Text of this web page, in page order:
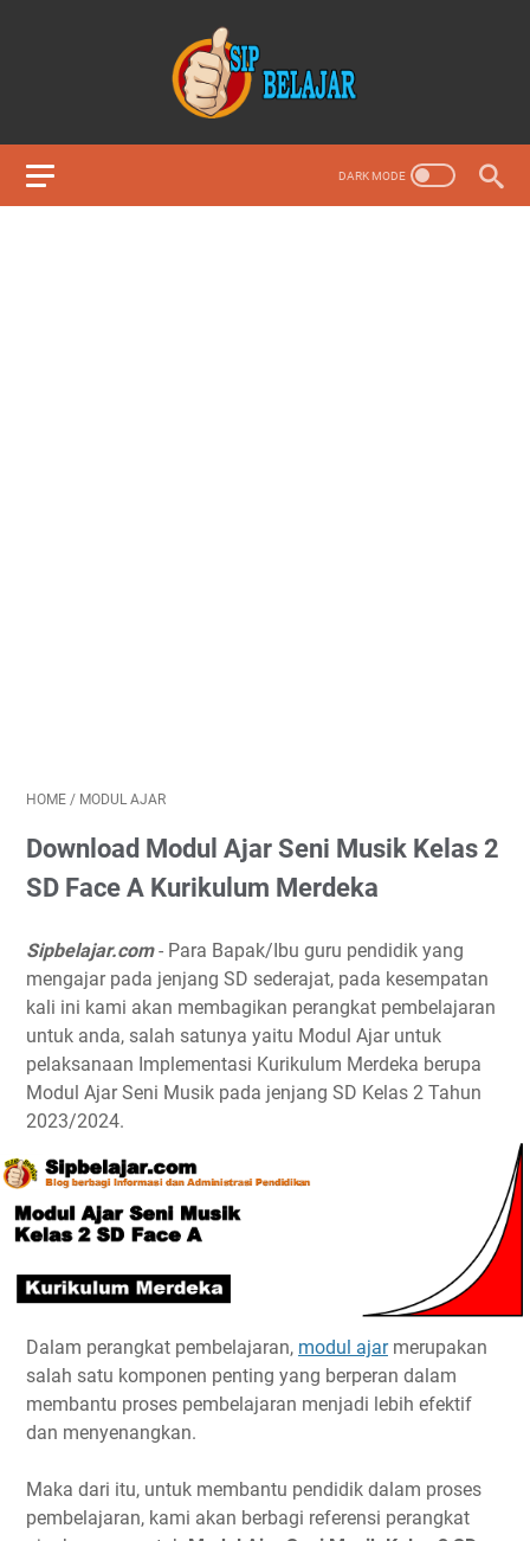
HOME / MODUL AJAR
Download Modul Ajar Seni Musik Kelas 2
SD Face A Kurikulum Merdeka
Sipbelajar.com- Para Bapak/Ibu guru pendidik yang
mengajar pada jenjang SD sederajat, pada kesempatan
kali ini kami akan membagikan perangkat pembelajaran
untuk anda, salah satunya yaitu Modul Ajar untuk
pelaksanaan Implementasi Kurikulum Merdeka berupa
Modul Ajar Seni Musik pada jenjang SD Kelas 2 Tahun
2023/2024.
Dalam perangkat pembelajaran, modul ajarmerupakan
salah satu komponen penting yang berperan dalam
membantu proses pembelajaran menjadi lebih efektif
dan menyenangkan.
Maka dari itu, untuk membantu pendidik dalam proses
pembelajaran, kami akan berbagi referensi perangkat